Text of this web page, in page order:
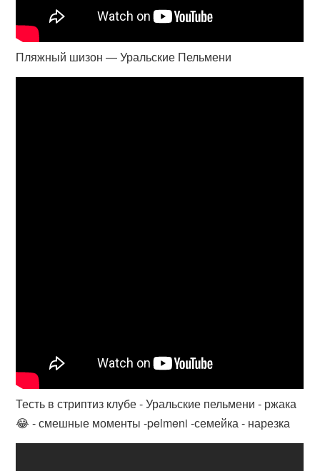
Пляжный шизон — Уральские Пельмени
Тесть в стриптиз клубе - Уральские пельмени - ржака
😂 - смешные моменты -pelmeni -семейка - нарезка